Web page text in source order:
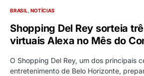
BRASIL NOTÍCIAS
Shopping Del Rey sorteia
virtuais Alexa no Mês do
O Shopping Del Rey, um dos principais
entretenimento de Belo Horizonte,